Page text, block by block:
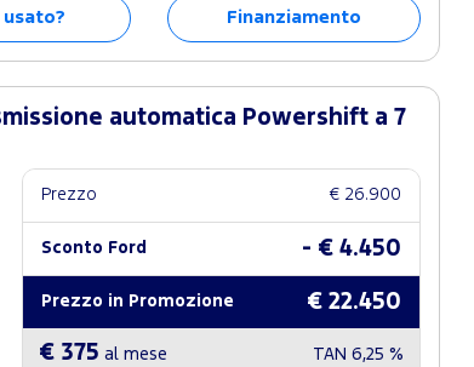
usato? Finanziamento
automatica Powershift a 7
Prezzo € 26.900
Sconto Ford - € 4.450
Prezzo in Promozione € 22.450
€ 375 al mese
TAN 6,25 %